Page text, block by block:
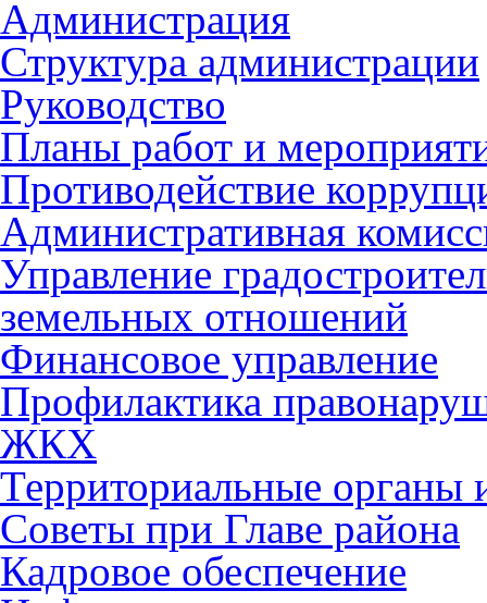
Администрация
Структура администрации
Руководство
Планы работ и
Противодействие
Административная
Управление
земельных отношений
Финансовое управление
Профилактика
ЖКХ
Территориальные органы
Советы при Главе района
Кадровое обеспечение